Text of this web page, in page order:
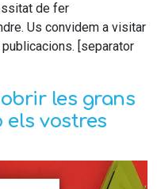
de fer
Us convidem a visitar
[separator
les grans
els vostres